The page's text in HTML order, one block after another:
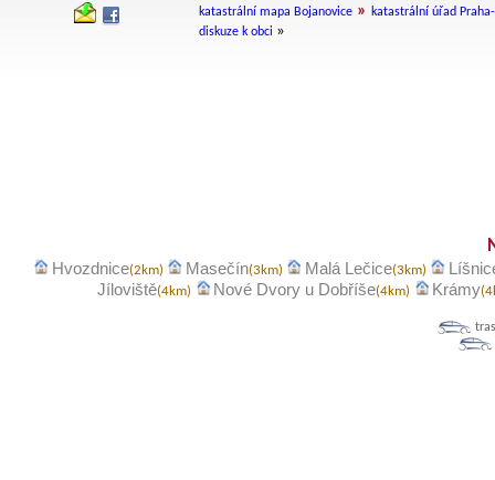
katastrální mapa Bojanovice » katastrální úřad
diskuze k obci »
Hvozdnice(2km) Masečín(3km) Malá Lečice(3km)
Jíloviště(4km) Nové Dvory u Dobříše(4km) Krámy